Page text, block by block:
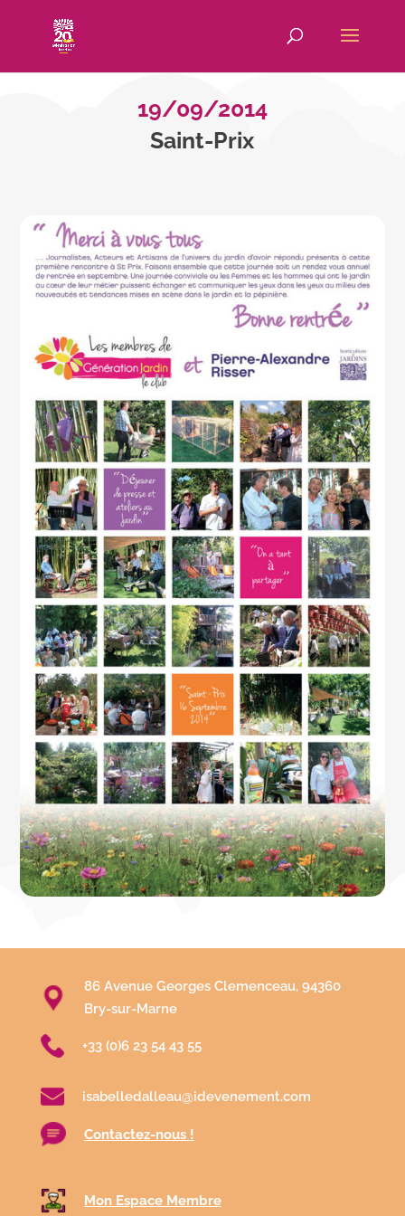
19/09/2014
Saint-Prix
86 Avenue Georges Clemenceau, 94360
Bry-sur-Marne
+33 (0)6 23 54 43 55
isabelledalleau@idevenement.com
Contactez-nous !
Mon Espace Membre